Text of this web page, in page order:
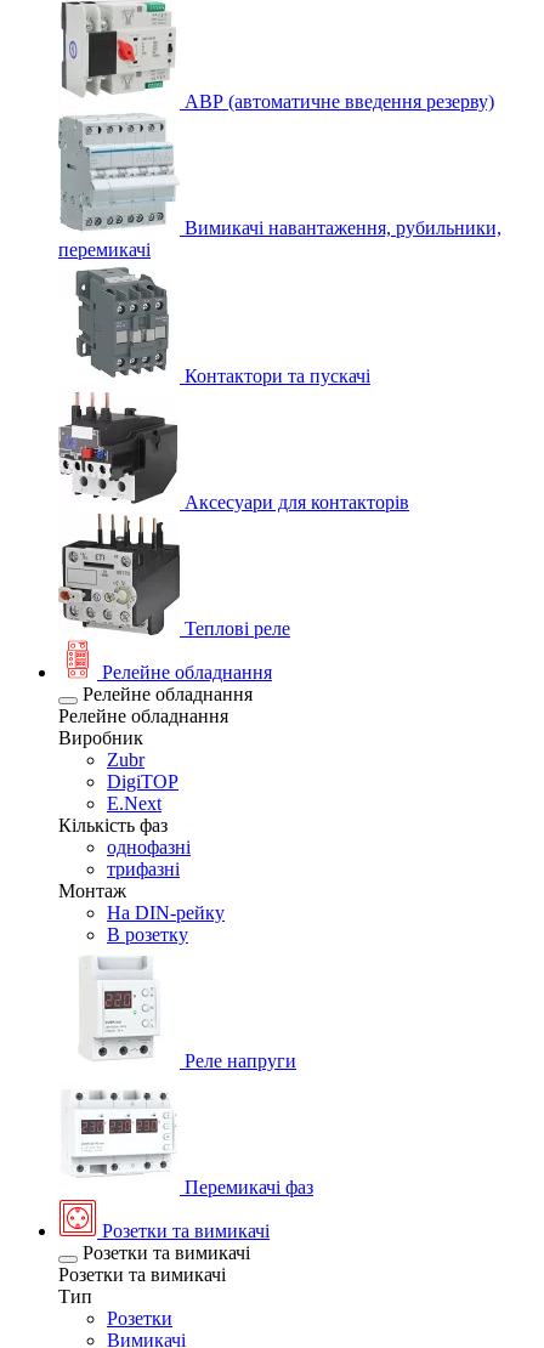
АВР (автоматичне введення резерву)
Вимикачі навантаження, рубильники,
перемикачі
Контактори та пускачі
Аксесуари для контакторів
Теплові реле
Релейне обладнання
Релейне обладнання
Релейне обладнання
Виробник
Zubr
DigiTOP
E.Next
Кількість фаз
однофазні
трифазні
Монтаж
На DIN-рейку
В розетку
Реле напруги
Перемикачі фаз
Розетки та вимикачі
Розетки та вимикачі
Розетки та вимикачі
Тип
Розетки
Вимикачі